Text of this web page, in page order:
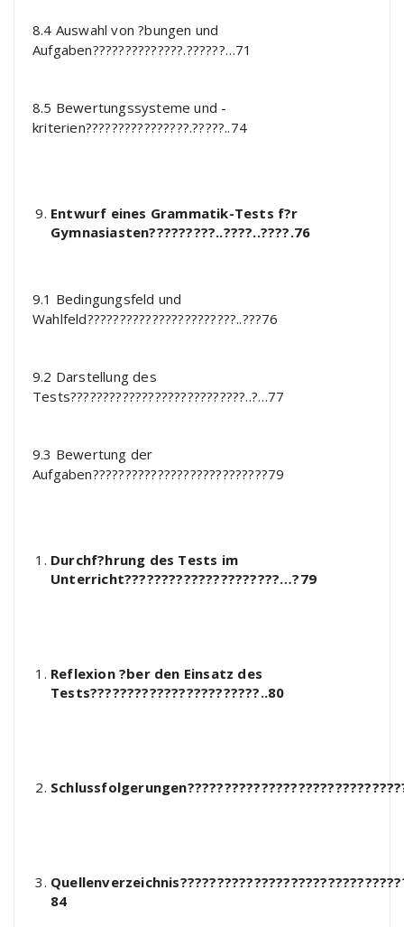
8.4 Auswahl von ?bungen und
Aufgaben??????????????.??????…71
8.5 Bewertungssysteme und -
kriterien????????????????.?????..74
Entwurf eines Grammatik-Tests f?r
Gymnasiasten?????????..????..????.76
9.1 Bedingungsfeld und
Wahlfeld???????????????????????..???76
9.2 Darstellung des
Tests???????????????????????????..?…77
9.3 Bewertung der
Aufgaben???????????????????????????79
Durchf?hrung des Tests im
Unterricht?????????????????????…?79
Reflexion ?ber den Einsatz des
Tests???????????????????????..80
84